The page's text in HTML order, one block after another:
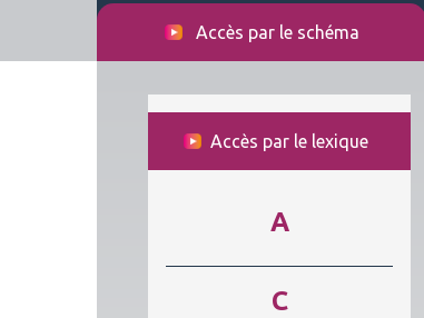
Accès par le schéma
Accès par le lexique
A
C